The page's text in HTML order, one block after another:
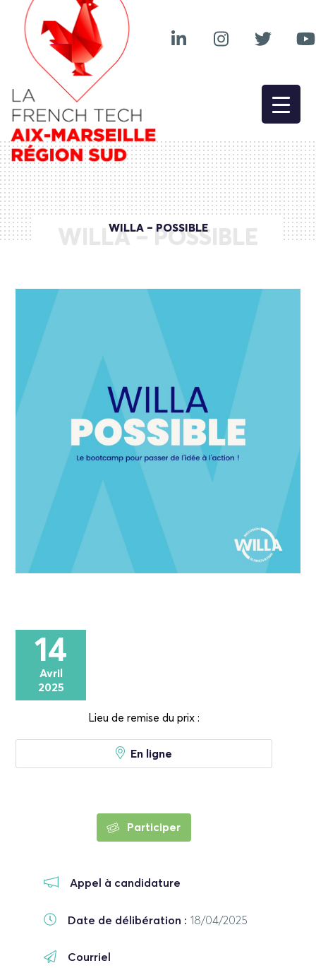
WILLA – POSSIBLE
WILLA – POSSIBLE
14
Avril
2025
Lieu de remise du prix :
En ligne
Participer
Appel à candidature
Date de délibération : 18/04/2025
Courriel